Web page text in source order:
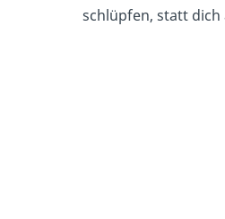
schlüpfen, statt dich